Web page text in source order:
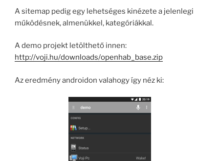
A sitemap pedig egy lehetséges kinézete a jelenlegi
működésnek, almenükkel, kategóriákkal.
A demo projekt letölthető innen:
http://voji.hu/downloads/openhab_base.zip
Az eredmény androidon valahogy így néz ki: